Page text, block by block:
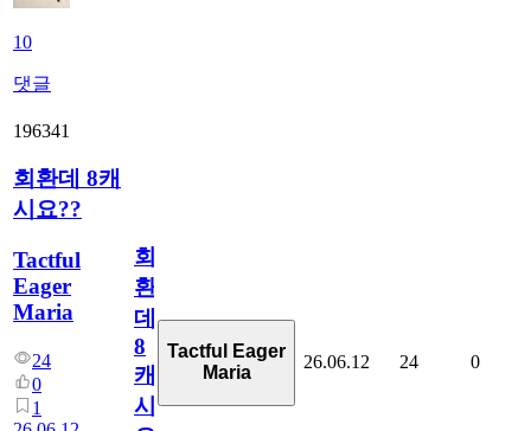
10
댓글
196341
회환데 8캐
시요??
Tactful
Eager
Maria
24
0
1
회
환
데
8
캐
시
Tactful Eager
Maria
26.06.12 24 0